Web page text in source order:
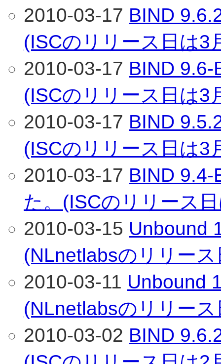
2010-03-17 BIND
(ISCのリリース日は3
2010-03-17 BIND
(ISCのリリース日は3
2010-03-17 BIND
(ISCのリリース日は3
2010-03-17 BIND
た。(ISCのリリース
2010-03-15 Unbound
(NLnetlabsのリリー
2010-03-11 Unbound
(NLnetlabsのリリー
2010-03-02 BIND